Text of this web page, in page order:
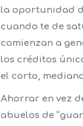
la oportunidad
cuando te de
comienzan a
los créditos
el corto,
Ahorrar en vez
abuelos de